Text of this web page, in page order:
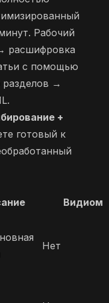
Рабочий
расшифровка
с помощью
→
+
готовый к
Видиом
Нет